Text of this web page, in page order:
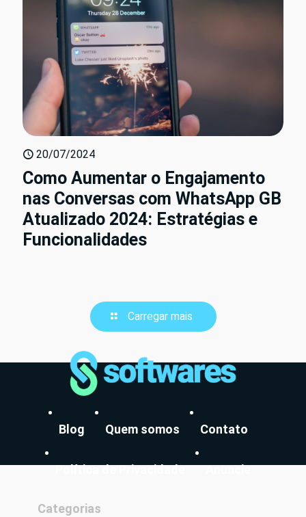
20/07/2024
Como Aumentar o Engajamento
nas Conversas com WhatsApp GB
Atualizado 2024: Estratégias e
Funcionalidades
Carregar mais
Blog Quem somos Contato
Política de Privacidade Anuncie
Categorias